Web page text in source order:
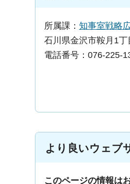
所属課： 知事室戦略
石川県金沢市鞍月1丁
電話番号：076-225-
より良いウェブ
このページの情報は